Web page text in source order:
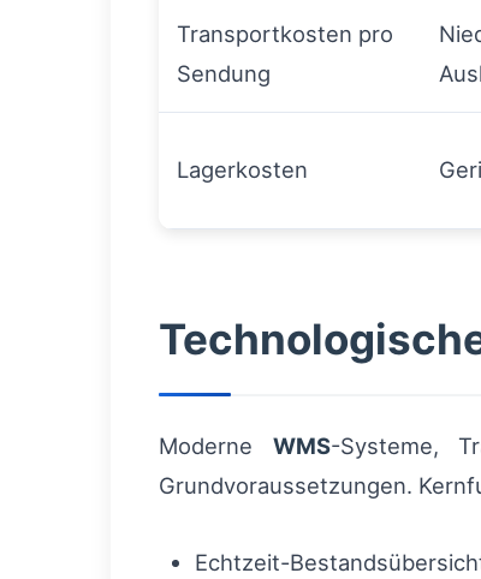
Transportkosten pro
Sendung
Lagerkosten
Moderne WMS-Systeme,
Grundvoraussetzungen.
Echtzeit-